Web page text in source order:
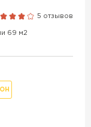
5 отзывов
69 м2